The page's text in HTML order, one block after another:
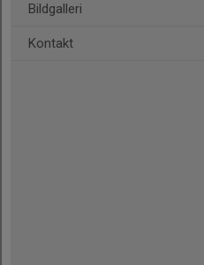
Bildgalleri
Kontakt